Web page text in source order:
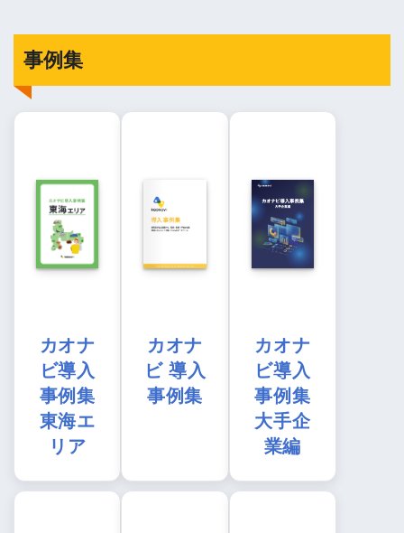
事例集
カオナ
ビ導入
事例集
東海エ
リア
カオナ
ビ 導入
事例集
カオナ
ビ導入
事例集
大手企
業編